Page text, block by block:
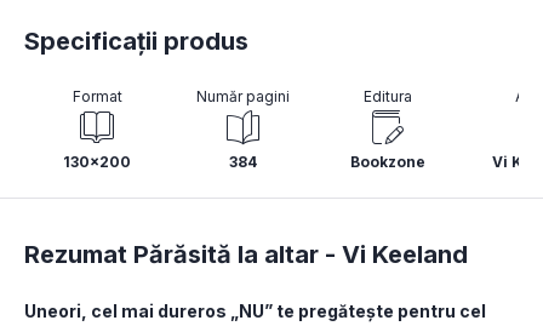
Specificații produs
Format
130x200
Număr pagini
384
Editura
Bookzone Vi
Rezumat Părăsită la altar - Vi Keeland
Uneori, cel mai dureros „NU” te pregătește pentru cel